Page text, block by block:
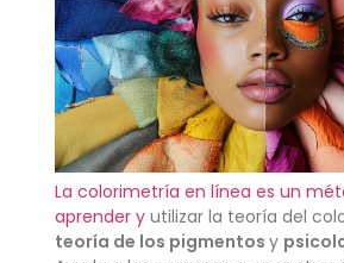
La colorimetría en línea es un
aprender yutilizar la teoría del
teoría de los pigmentos y